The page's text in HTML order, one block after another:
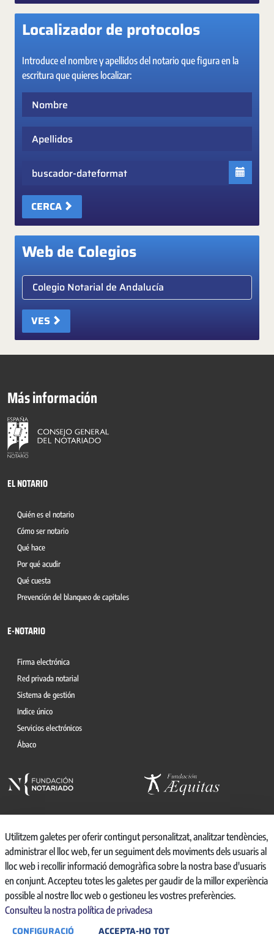
Localizador de protocolos
Introduce el nombre y apellidos del notario que figura en la
escritura que quieres localizar:
CERCA
Web de Colegios
Elige colegio notarial
VES
Más información
EL NOTARIO
Quién es el notario
Cómo ser notario
Qué hace
Por qué acudir
Qué cuesta
Prevención del blanqueo de capitales
E-NOTARIO
Firma electrónica
Red privada notarial
Sistema de gestión
Indice único
Servicios electrónicos
Ábaco
© 2026, CONSEJO GENERAL DEL NOTARIO
CANAL INTERNO DE INFORMACIÓN
REGISTRO DE ACTIVIDADES DE TRATAMIENTO
AVISO LEGAL
Utilitzem galetes per oferir contingut personalitzat, analitzar tendències,
administrar el lloc web, fer un seguiment dels moviments dels usuaris al
lloc web i recollir informació demogràfica sobre la nostra base d'usuaris
en conjunt. Accepteu totes les galetes per gaudir de la millor experiència
possible al nostre lloc web o gestioneu les vostres preferències.
Consulteu la nostra política de privadesa
CONFIGURACIÓ ACCEPTA-HO TOT